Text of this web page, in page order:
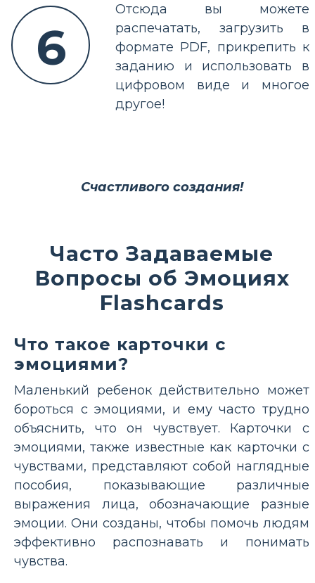
6
Отсюда вы можете
распечатать, загрузить в
формате PDF, прикрепить к
заданию и использовать в
цифровом виде и многое
другое!
Счастливого создания!
Часто Задаваемые
Вопросы об Эмоциях
Flashcards
Что такое карточки с
эмоциями?
Маленький ребенок действительно может
бороться с эмоциями, и ему часто трудно
объяснить, что он чувствует. Карточки с
эмоциями, также известные как карточки с
чувствами, представляют собой наглядные
пособия, показывающие различные
выражения лица, обозначающие разные
эмоции. Они созданы, чтобы помочь людям
эффективно распознавать и понимать
чувства.